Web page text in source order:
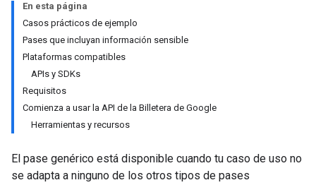
En esta página
Casos prácticos de ejemplo
Pases que incluyan información sensible
Plataformas compatibles
APIs y SDKs
Requisitos
Comienza a usar la API de la Billetera de Google
Herramientas y recursos
El pase genérico está disponible cuando tu caso de uso no
se adapta a ninguno de los otros tipos de pases